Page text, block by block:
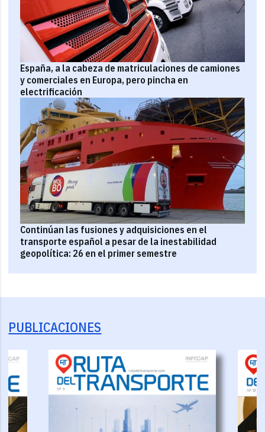
España, a la cabeza de matriculaciones de camiones
y comerciales en Europa, pero pincha en
electrificación
Continúan las fusiones y adquisiciones en el
transporte español a pesar de la inestabilidad
geopolítica: 26 en el primer semestre
PUBLICACIONES